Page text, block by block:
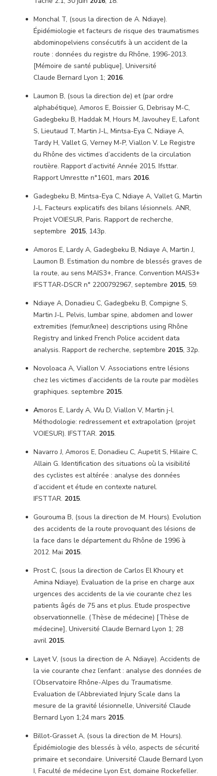
Monchal T, (sous la direction de A. Ndiaye).
Épidémiologie et facteurs de risque des traumatismes
abdominopelviens consécutifs à un accident de la
route : données du registre du Rhône, 1996-2013.
[Mémoire de santé publique], Université
Claude Bernard Lyon 1; 2016.
Laumon B, (sous la direction de) et (par ordre
alphabétique), Amoros E, Boissier G, Debrisay M-C,
Gadegbeku B, Haddak M, Hours M, Javouhey E, Lafont
S, Lieutaud T, Martin J-L, Mintsa-Eya C, Ndiaye A,
Tardy H, Vallet G, Verney M-P, Viallon V. Le Registre
du Rhône des victimes d’accidents de la circulation
routière. Rapport d’activité Année 2015. Ifsttar.
Rapport Umrestte n°1601, mars 2016.
Gadegbeku B, Mintsa-Eya C, Ndiaye A, Vallet G, Martin
J-L. Facteurs explicatifs des bilans lésionnels. ANR,
Projet VOIESUR, Paris. Rapport de recherche,
septembre 2015, 143p.
Amoros E, Lardy A, Gadegbeku B, Ndiaye A, Martin J,
Laumon B. Estimation du nombre de blessés graves de
la route, au sens MAIS3+, France. Convention MAIS3+
IFSTTAR-DSCR n° 2200792967, septembre 2015, 59.
Ndiaye A, Donadieu C, Gadegbeku B, Compigne S,
Martin J-L. Pelvis, lumbar spine, abdomen and lower
extremities (femur/knee) descriptions using Rhône
Registry and linked French Police accident data
analysis. Rapport de recherche, septembre 2015, 32p.
Novoloaca A, Viallon V. Associations entre lésions
chez les victimes d’accidents de la route par modèles
graphiques. septembre 2015.
Amoros E, Lardy A, Wu D, Viallon V, Martin j-l.
Méthodologie: redressement et extrapolation (projet
VOIESUR). IFSTTAR. 2015.
Navarro J, Amoros E, Donadieu C, Aupetit S, Hilaire C,
Allain G. Identification des situations où la visibilité
des cyclistes est altérée : analyse des données
d’accident et étude en contexte naturel.
IFSTTAR. 2015.
Gourouma B, (sous la direction de M. Hours). Evolution
des accidents de la route provoquant des lésions de
la face dans le département du Rhône de 1996 à
2012. Mai 2015.
Prost C, (sous la direction de Carlos El Khoury et
Amina Ndiaye). Evaluation de la prise en charge aux
urgences des accidents de la vie courante chez les
patients âgés de 75 ans et plus. Etude prospective
observationnelle. (Thèse de médecine) [Thèse de
médecine], Université Claude Bernard Lyon 1; 28
avril 2015.
Layet V, (sous la direction de A. Ndiaye). Accidents de
la vie courante chez l’enfant : analyse des données de
l’Observatoire Rhône-Alpes du Traumatisme.
Evaluation de l’Abbreviated Injury Scale dans la
mesure de la gravité lésionnelle, Université Claude
Bernard Lyon 1;24 mars 2015.
Billot-Grasset A, (sous la direction de M. Hours).
Épidémiologie des blessés à vélo, aspects de sécurité
primaire et secondaire. Université Claude Bernard Lyon
I, Faculté de médecine Lyon Est, domaine Rockefeller.